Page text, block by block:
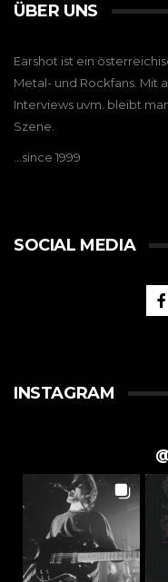
ÜBER UNS
Earshot ist ein
Metal- und Rockfans. Mit
Interviews uvm. bleibt
Szene.
…since 1999
SOCIAL MEDIA
INSTAGRAM